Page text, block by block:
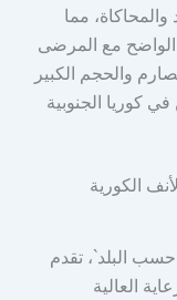
والمحاكاة، مما
الواضح مع المرضى
والحجم الكبير
كوريا الجنوبية
الكورية
البلد`، تقدم
العالية